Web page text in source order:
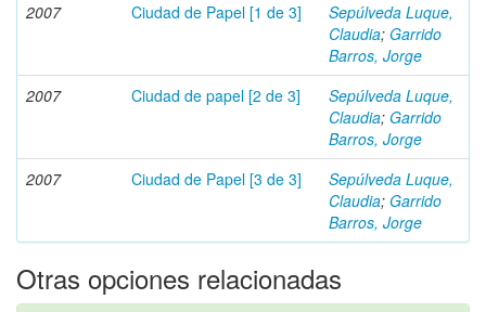
2007 Ciudad de Papel [1 de 3]
Sepúlveda Luque,
Claudia; Garrido
Barros, Jorge
2007
Ciudad de papel [2 de 3]
Sepúlveda Luque,
Claudia; Garrido
Barros, Jorge
2007
Ciudad de Papel [3 de 3]
Sepúlveda Luque,
Claudia; Garrido
Barros, Jorge
Otras opciones relacionadas